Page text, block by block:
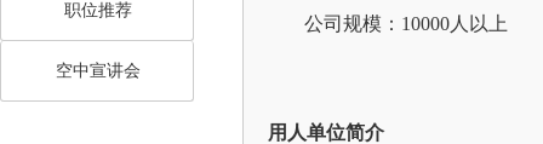
职位推荐
空中宣讲会
公司规模：10000人以上
用人单位简介